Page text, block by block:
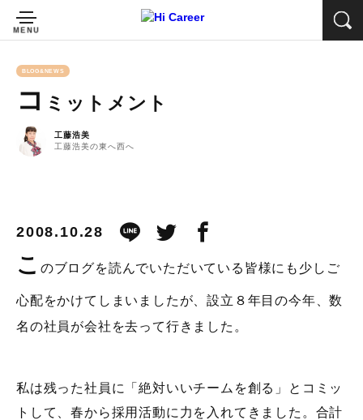
BLOG&NEWS
コ ミットメント
工藤浩美
工藤浩美の東へ西へ
2008.10.28
こ のブログを読んでいただいている皆様にも少しご
心配をかけてしまいましたが、設立８年目の今年、数
名の社員が会社を去って行きました。
私は残った社員に「絶対いいチームを創る」とコミッ
トして、春から採用活動に力を入れてきました。合計